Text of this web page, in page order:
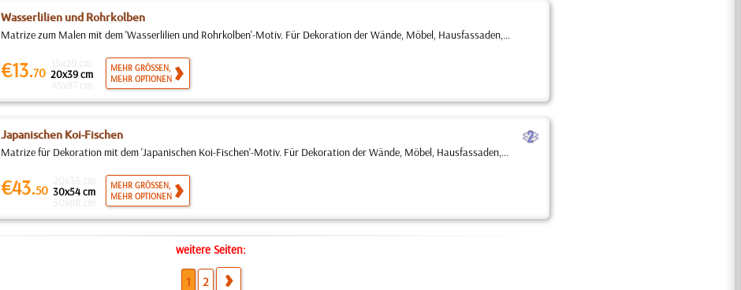
Wasserlilien und Rohrkolben
Matrize zum Malen mit dem 'Wasserlilien und Rohrkolben'-Motiv. Für Dekoration der Wände, Möbel, Hausfassaden,...
€13.70 20x39 cm
MEHR GRÖSSEN,
MEHR OPTIONEN
Japanischen Koi-Fischen b
Matrize für Dekoration mit dem 'Japanischen Koi-Fischen'-Motiv. Für Dekoration der Wände, Möbel, Hausfassaden,...
€43.50 30x54 cm
MEHR GRÖSSEN,
MEHR OPTIONEN
weitere Seiten:
1 2